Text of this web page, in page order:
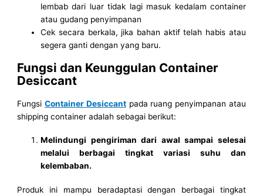
lembab dari luar tidak lagi masuk kedalam container
atau gudang penyimpanan
Cek secara berkala, jika bahan aktif telah habis atau
segera ganti dengan yang baru.
Fungsi dan Keunggulan Container
Desiccant
Fungsi Container Desiccantpada ruang penyimpanan atau
shipping container adalah sebagai berikut:
Melindungi pengiriman dari awal sampai selesai
melalui berbagai tingkat variasi suhu dan
kelembaban.
Produk ini mampu beradaptasi dengan berbagai tingkat